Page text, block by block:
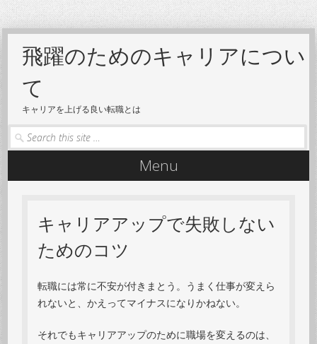
飛躍のためのキャリアについ
て
キャリアを上げる良い転職とは
Search
Menu
Skip to content
キャリアアップで失敗しない
ためのコツ
転職には常に不安が付きまとう。うまく仕事が変えら
れないと、かえってマイナスになりかねない。
それでもキャリアアップのために職場を変えるのは、